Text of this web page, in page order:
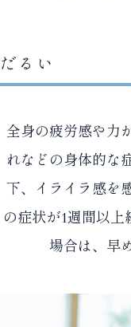
だるい
全身の疲労感や力
れなどの身体的な
下、イライラ感を
の症状が1週間以
場合は、早